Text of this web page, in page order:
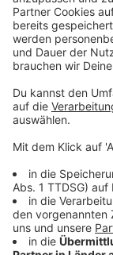
neuen Gesetz.
Meinungen
sagen: Das
dann
aber sagen:
weil es die
Entscheidung
Weitere
Anzeige